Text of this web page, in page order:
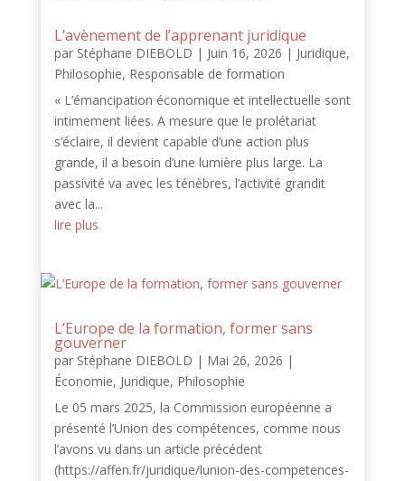
L’avènement de l’apprenant juridique
par Stéphane DIEBOLD | Juin 16, 2026 | Juridique,
Philosophie, Responsable de formation
« L’émancipation économique et intellectuelle sont
intimement liées. A mesure que le prolétariat
s’éclaire, il devient capable d’une action plus
grande, il a besoin d’une lumière plus large. La
passivité va avec les ténèbres, l’activité grandit
avec la...
lire plus
L’Europe de la formation, former sans
gouverner
par Stéphane DIEBOLD | Mai 26, 2026 |
Économie, Juridique, Philosophie
Le 05 mars 2025, la Commission européenne a
présenté l’Union des compétences, comme nous
l’avons vu dans un article précédent
(https://affen.fr/juridique/lunion-des-competences-